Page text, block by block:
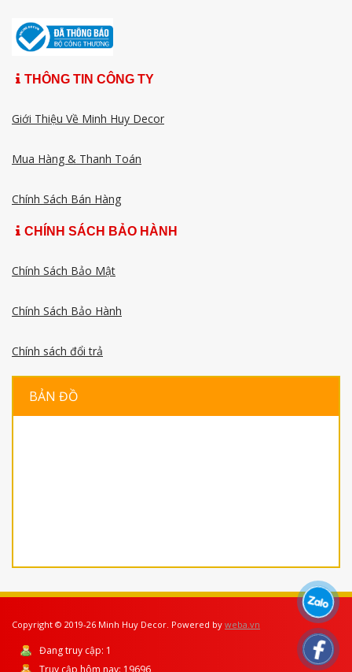
THÔNG TIN CÔNG TY
Giới Thiệu Về Minh Huy Decor
Mua Hàng & Thanh Toán
Chính Sách Bán Hàng
CHÍNH SÁCH BẢO HÀNH
Chính Sách Bảo Mật
Chính Sách Bảo Hành
Chính sách đổi trả
BẢN ĐỒ
Copyright © 2019-26 Minh Huy Decor. Powered by weba.vn
Đang truy cập: 1
Truy cập hôm nay: 19696